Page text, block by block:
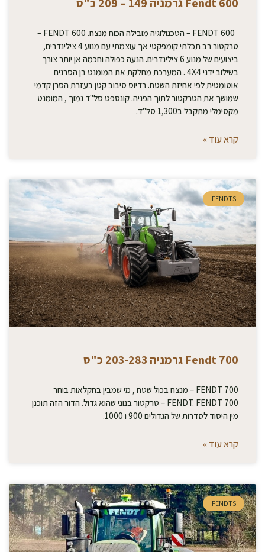
FENDT 600 – הטכנולוגיה מובילה הכוח מנצח. FENDT 600 –
טרקטור רב תכלתי קומפקטי אך עוצמתי עם מנוע 4 צילינדרים,
ביצועים של מנוע 6 צילינדרים. הנעה כפולה וחכמה אן יותר צורך
בשילוב ידני 4X4 . המערכת מחלקת את המומנט בן הסרנים
אוטומטית לפי אחיזת השטח. רדיוס סיבוב קטן בעזרת הסרן קדמי
שמושך את הטרקטור לתוך הפניה. קונספט סל"ד נמוך , המומנט
מקסימלי מתקבל ב1,300 סל"ד.
קרא עוד »
FENDTS
Fendt 700 גרמניה 203-283 כ"ס
FENDT 700 – מנצח בכול שטח , מי שמבין בחקלאות בוחר
FENDT. FENDT 700 – טרקטור בנוני שהוא גדול. הדור הזה תוכנן
מין היסוד לסדרות של הגדולים 900 ו 1000.
קרא עוד »
FENDTS